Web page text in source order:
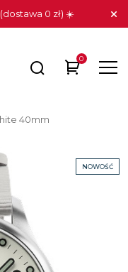
0 zł) ☀️
0
40mm
NOWOŚĆ